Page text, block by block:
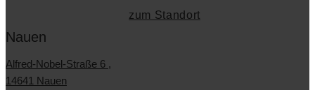
zum Standort
Nauen
Alfred-Nobel-Straße 6 ,
14641 Nauen